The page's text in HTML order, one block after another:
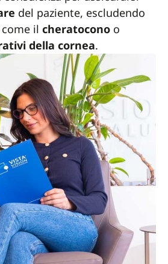
del paziente, escludendo
il cheratocono o
della cornea.